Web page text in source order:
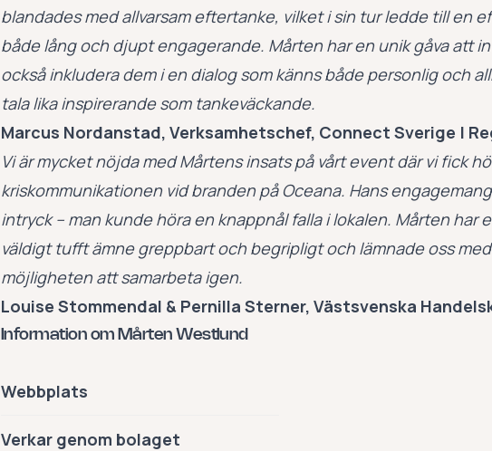
blandades med allvarsam eftertanke, vilket i sin tur ledde till en
både lång och djupt engagerande. Mårten har en unik gåva att
också inkludera dem i en dialog som känns både personlig och
tala lika inspirerande som tankeväckande.
Marcus Nordanstad, Verksamhetschef, Connect Sverige |
Vi är mycket nöjda med Mårtens insats på vårt event där vi fick
kriskommunikationen vid branden på Oceana. Hans
intryck – man kunde höra en knappnål falla i lokalen. Mårten har
väldigt tufft ämne greppbart och begripligt och lämnade oss
möjligheten att samarbeta igen.
Louise Stommendal & Pernilla Sterner, Västsvenska
Information om Mårten Westlund
Webbplats
Verkar genom bolaget